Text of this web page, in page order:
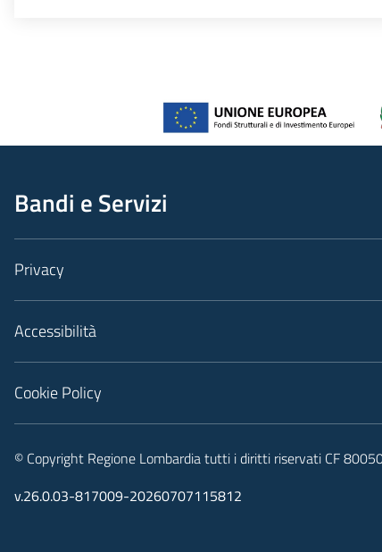
Bandi e Servizi
Privacy
Accessibilità
Cookie Policy
© Copyright Regione Lombardia tutti i diritti riservati CF
v.26.0.03-817009-20260707115812